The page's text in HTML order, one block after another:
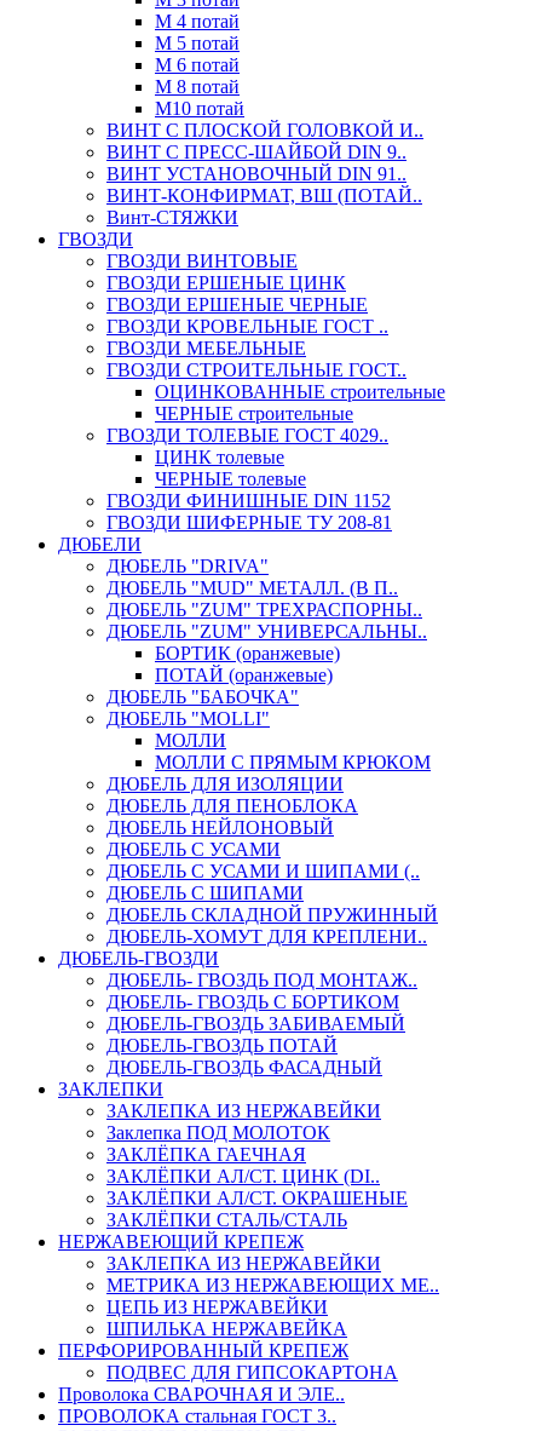
М 4 потай
М 5 потай
М 6 потай
М 8 потай
М10 потай
ВИНТ С ПЛОСКОЙ ГОЛОВКОЙ И..
ВИНТ С ПРЕСС-ШАЙБОЙ DIN 9..
ВИНТ УСТАНОВОЧНЫЙ DIN 91..
ВИНТ-КОНФИРМАТ, ВШ (ПОТАЙ..
Винт-СТЯЖКИ
ГВОЗДИ
ГВОЗДИ ВИНТОВЫЕ
ГВОЗДИ ЕРШЕНЫЕ ЦИНК
ГВОЗДИ ЕРШЕНЫЕ ЧЕРНЫЕ
ГВОЗДИ КРОВЕЛЬНЫЕ ГОСТ ..
ГВОЗДИ МЕБЕЛЬНЫЕ
ГВОЗДИ СТРОИТЕЛЬНЫЕ ГОСТ..
ОЦИНКОВАННЫЕ строительные
ЧЕРНЫЕ строительные
ГВОЗДИ ТОЛЕВЫЕ ГОСТ 4029..
ЦИНК толевые
ЧЕРНЫЕ толевые
ГВОЗДИ ФИНИШНЫЕ DIN 1152
ГВОЗДИ ШИФЕРНЫЕ ТУ 208-81
ДЮБЕЛИ
ДЮБЕЛЬ "DRIVA"
ДЮБЕЛЬ "MUD" МЕТАЛЛ. (В П..
ДЮБЕЛЬ "ZUM" ТРЕХРАСПОРНЫ..
ДЮБЕЛЬ "ZUM" УНИВЕРСАЛЬНЫ..
БОРТИК (оранжевые)
ПОТАЙ (оранжевые)
ДЮБЕЛЬ "БАБОЧКА"
ДЮБЕЛЬ "МOLLI"
МОЛЛИ
МОЛЛИ С ПРЯМЫМ КРЮКОМ
ДЮБЕЛЬ ДЛЯ ИЗОЛЯЦИИ
ДЮБЕЛЬ ДЛЯ ПЕНОБЛОКА
ДЮБЕЛЬ НЕЙЛОНОВЫЙ
ДЮБЕЛЬ С УСАМИ
ДЮБЕЛЬ С УСАМИ И ШИПАМИ (..
ДЮБЕЛЬ С ШИПАМИ
ДЮБЕЛЬ СКЛАДНОЙ ПРУЖИННЫЙ
ДЮБЕЛЬ-ХОМУТ ДЛЯ КРЕПЛЕНИ..
ДЮБЕЛЬ-ГВОЗДИ
ДЮБЕЛЬ- ГВОЗДЬ ПОД МОНТАЖ..
ДЮБЕЛЬ- ГВОЗДЬ С БОРТИКОМ
ДЮБЕЛЬ-ГВОЗДЬ ЗАБИВАЕМЫЙ
ДЮБЕЛЬ-ГВОЗДЬ ПОТАЙ
ДЮБЕЛЬ-ГВОЗДЬ ФАСАДНЫЙ
ЗАКЛЕПКИ
ЗАКЛЕПКА ИЗ НЕРЖАВЕЙКИ
Заклепка ПОД МОЛОТОК
ЗАКЛЁПКА ГАЕЧНАЯ
ЗАКЛЁПКИ АЛ/СТ. ЦИНК (DI..
ЗАКЛЁПКИ АЛ/СТ. ОКРАШЕНЫЕ
ЗАКЛЁПКИ СТАЛЬ/СТАЛЬ
НЕРЖАВЕЮЩИЙ КРЕПЕЖ
ЗАКЛЕПКА ИЗ НЕРЖАВЕЙКИ
МЕТРИКА ИЗ НЕРЖАВЕЮЩИХ МЕ..
ЦЕПЬ ИЗ НЕРЖАВЕЙКИ
ШПИЛЬКА НЕРЖАВЕЙКА
ПЕРФОРИРОВАННЫЙ КРЕПЕЖ
ПОДВЕС ДЛЯ ГИПСОКАРТОНА
Проволока СВАРОЧНАЯ И ЭЛЕ..
ПРОВОЛОКА стальная ГОСТ 3..